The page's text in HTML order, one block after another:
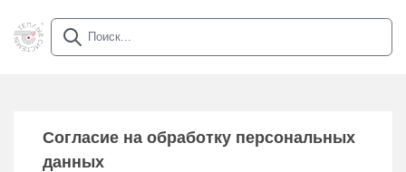
Согласие на обработку персональных
данных